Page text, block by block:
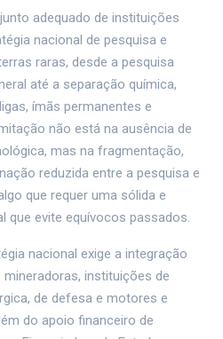
adequado de instituições
nacional de pesquisa e
raras, desde a pesquisa
até a separação química,
ímãs permanentes e
não está na ausência de
mas na fragmentação,
reduzida entre a pesquisa e
que requer uma sólida e
que evite equívocos passados.
nacional exige a integração
instituições de
de defesa e motores e
do apoio financeiro de